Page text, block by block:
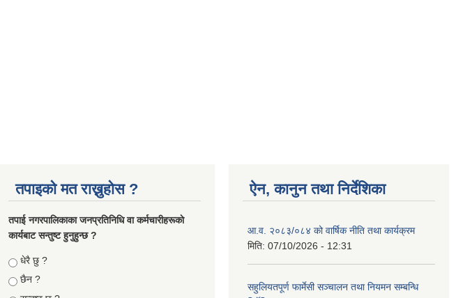
तपाइको मत राख्नुहोस ?
तपा‌ई नगरपालिकाका जनप्रतिनिधि वा कर्मचारीहरूकाे
कार्यबाट सन्तुष्ट हुनुहुन्छ ?
Choices
धेरै छु ?
छैन ?
ऐन, कानुन तथा निर्देशिका
आ.व. २०८३/०८४ को वार्षिक नीति तथा कार्यक्रम
मिति: 07/10/2026 - 12:31
सहुलियतपूर्ण फार्मेसी सञ्चालन तथा नियमन सम्बन्धि